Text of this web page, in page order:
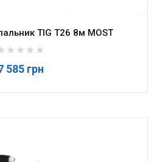
TIG T26 8м MOST
585 грн